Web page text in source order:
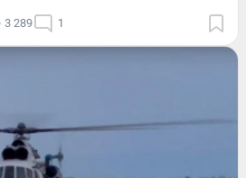
3 289 1